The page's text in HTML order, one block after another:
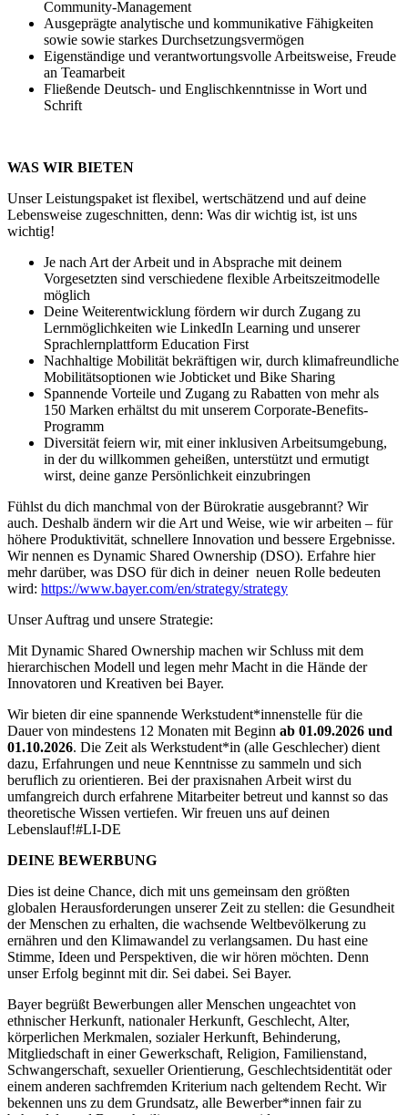
Community-Management
Ausgeprägte analytische und kommunikative Fähigkeiten
sowie sowie starkes Durchsetzungsvermögen
Eigenständige und verantwortungsvolle Arbeitsweise, Freude
an Teamarbeit
Fließende Deutsch- und Englischkenntnisse in Wort und
Schrift
WAS WIR BIETEN
Unser Leistungspaket ist flexibel, wertschätzend und auf deine
Lebensweise zugeschnitten, denn: Was dir wichtig ist, ist uns
wichtig!
Je nach Art der Arbeit und in Absprache mit deinem
Vorgesetzten sind verschiedene flexible Arbeitszeitmodelle
möglich
Deine Weiterentwicklung fördern wir durch Zugang zu
Lernmöglichkeiten wie LinkedIn Learning und unserer
Sprachlernplattform Education First
Nachhaltige Mobilität bekräftigen wir, durch klimafreundliche
Mobilitätsoptionen wie Jobticket und Bike Sharing
Spannende Vorteile und Zugang zu Rabatten von mehr als
150 Marken erhältst du mit unserem Corporate-Benefits-
Programm
Diversität feiern wir, mit einer inklusiven Arbeitsumgebung,
in der du willkommen geheißen, unterstützt und ermutigt
wirst, deine ganze Persönlichkeit einzubringen
Fühlst du dich manchmal von der Bürokratie ausgebrannt? Wir
auch. Deshalb ändern wir die Art und Weise, wie wir arbeiten – für
höhere Produktivität, schnellere Innovation und bessere Ergebnisse.
Wir nennen es Dynamic Shared Ownership (DSO). Erfahre hier
mehr darüber, was DSO für dich in deiner neuen Rolle bedeuten
wird: https://www.bayer.com/en/strategy/strategy
Unser Auftrag und unsere Strategie:
Mit Dynamic Shared Ownership machen wir Schluss mit dem
hierarchischen Modell und legen mehr Macht in die Hände der
Innovatoren und Kreativen bei Bayer.
Wir bieten dir eine spannende Werkstudent*innenstelle für die
Dauer von mindestens 12 Monaten mit Beginn ab 01.09.2026 und
01.10.2026. Die Zeit als Werkstudent*in (alle Geschlecher) dient
dazu, Erfahrungen und neue Kenntnisse zu sammeln und sich
beruflich zu orientieren. Bei der praxisnahen Arbeit wirst du
umfangreich durch erfahrene Mitarbeiter betreut und kannst so das
theoretische Wissen vertiefen. Wir freuen uns auf deinen
Lebenslauf!#LI-DE
DEINE BEWERBUNG
Dies ist deine Chance, dich mit uns gemeinsam den größten
globalen Herausforderungen unserer Zeit zu stellen: die Gesundheit
der Menschen zu erhalten, die wachsende Weltbevölkerung zu
ernähren und den Klimawandel zu verlangsamen. Du hast eine
Stimme, Ideen und Perspektiven, die wir hören möchten. Denn
unser Erfolg beginnt mit dir. Sei dabei. Sei Bayer.
Bayer begrüßt Bewerbungen aller Menschen ungeachtet von
ethnischer Herkunft, nationaler Herkunft, Geschlecht, Alter,
körperlichen Merkmalen, sozialer Herkunft, Behinderung,
Mitgliedschaft in einer Gewerkschaft, Religion, Familienstand,
Schwangerschaft, sexueller Orientierung, Geschlechtsidentität oder
einem anderen sachfremden Kriterium nach geltendem Recht. Wir
bekennen uns zu dem Grundsatz, alle Bewerber*innen fair zu